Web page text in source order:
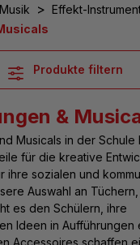
Musik > Effekt-
Produkte filtern
&
Musicals in der Schule
für die kreative
ihre sozialen und
Auswahl an
es den Schülern, ihre
Ideen in Aufführungen
Accessoires schaffen